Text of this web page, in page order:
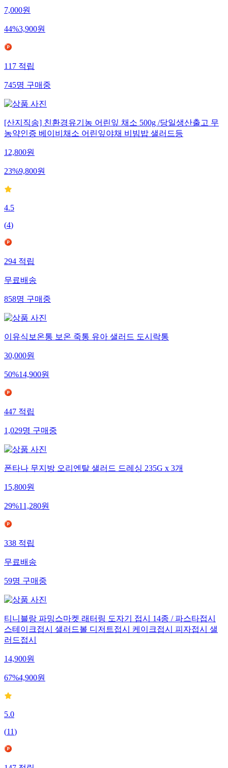
7,000원
44%3,900원
117적립
745명구매중
[산지직송] 친환경유기농 어린잎 채소 500g /당일생산출고 무
농약인증 베이비채소 어린잎야채 비빔밥 샐러드등
12,800원
23%9,800원
4.5
(4)
294적립
무료배송
858명구매중
이유식보온통 보온 죽통 유아 샐러드 도시락통
30,000원
50%14,900원
447적립
1,029명구매중
폰타나 무지방 오리엔탈 샐러드 드레싱 235G x 3개
15,800원
29%11,280원
338적립
무료배송
59명구매중
티니블랑 파밍스마켓 래터링 도자기 접시 14종 / 파스타접시
스테이크접시 샐러드볼 디저트접시 케이크접시 피자접시 샐
러드접시
14,900원
67%4,900원
5.0
(11)